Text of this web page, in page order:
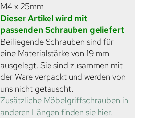
M4 x 25mm
Dieser Artikel wird mit
passenden Schrauben geliefert
Beiliegende Schrauben sind für
eine Materialstärke von 19 mm
ausgelegt. Sie sind zusammen mit
der Ware verpackt und werden von
uns nicht getauscht.
Zusätzliche Möbelgriffschrauben in
anderen Längen finden sie hier.